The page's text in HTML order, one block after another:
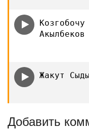
Акылбеков
Жакут
Добавить